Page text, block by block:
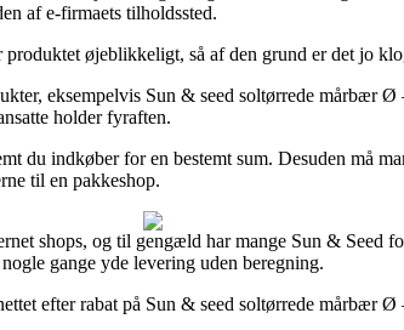
af e-firmaets tilholdssted.
øjeblikkeligt, så af den grund er det jo
eksempelvis Sun & seed soltørrede mårbær
holder fyraften.
indkøber for en bestemt sum. Desuden må
til en pakkeshop.
shops, og til gengæld har mange Sun & Seed
gange yde levering uden beregning.
efter rabat på Sun & seed soltørrede mårbær